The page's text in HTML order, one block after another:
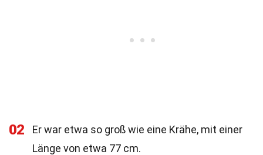
02
Er war etwa so groß wie eine Krähe, mit einer
Länge von etwa 77 cm.